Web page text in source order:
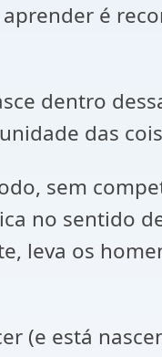
é
dentro
das
sem
no sentido
leva os
(e está